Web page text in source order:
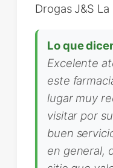
Drogas J&S
Lo que
Excelente
este
lugar muy
visitar por
buen
en general,